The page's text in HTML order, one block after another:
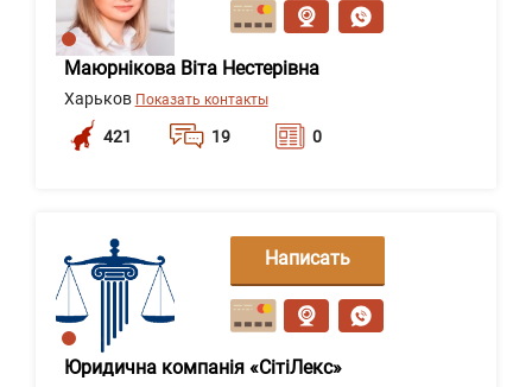
Маюрнікова Віта Нестерівна
Харьков Показать контакты
421 19 0
Юридична компанія «СітіЛекс»
Написать
сообщение